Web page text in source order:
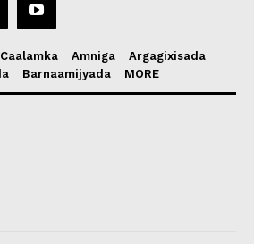
Caalamka Amniga
Argagixisada
Barnaamijyada MORE